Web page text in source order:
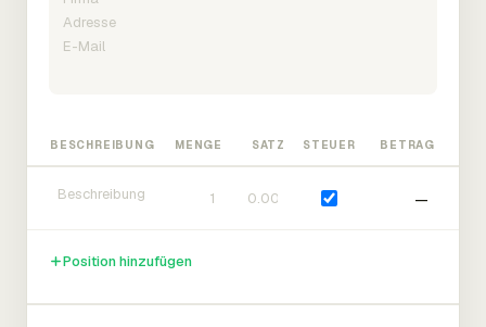
BESCHREIBUNG MENGE SATZ STEUER BETRAG
—
Position hinzufügen